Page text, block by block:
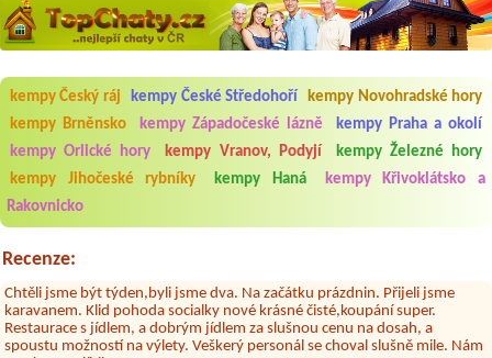
kempy Český ráj kempy České Středohoří
kempy Novohradské hory
kempy Brněnsko
kempy Západočeské lázně
kempy Praha a okolí
kempy Orlické hory
kempy Vranov, Podyjí
kempy Železné hory
kempy Jihočeské rybníky
kempy Haná
kempy Křivoklátsko a
Rakovnicko
Recenze:
Aneta Melicharová
Byli jsme zde v týdnu od 25.7. do 1.8. 2026. Kemp jako takový je pěkný.
V umývárně i na WC bylo vždy čisto, doplněný papír i utěrky, což při
množství návštěvníků není samozřejmost. V kempu je obchod a
restaurace, kebab a další občerstvení. Co nás ale velice zklamalo byl
celodenní hluk z repráků u stanů a absolutní bezohlednost ostatních
ubytovaných. Přes den jsem si připadala jak na pouti- z každého koutu
hrála jiná hudba.Kemp pěkný, ale takový rámus jsme ještě nezažili...
Jana*****
Chtěli jsme být týden,byli jsme dva. Na začátku prázdnin. Přijeli jsme
karavanem. Klid pohoda socialky nové krásné čisté,koupání super.
Restaurace s jídlem, a dobrým jídlem za slušnou cenu na dosah, a
spoustu možností na výlety. Veškerý personál se choval slušně mile. Nám
se v kempu líbilo.